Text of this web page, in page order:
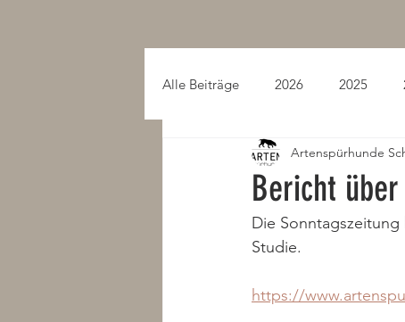
Alle Beiträge 2026 2025
2014 2013
Bericht
Artenspürhunde
Die
Studie.
https://